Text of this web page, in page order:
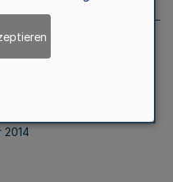
des Landes
-
2014